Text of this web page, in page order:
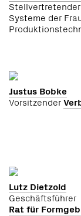
Systeme der
Justus Bobke
Vorsitzender
Lutz Dietzold
Geschäftsführer
Rat für